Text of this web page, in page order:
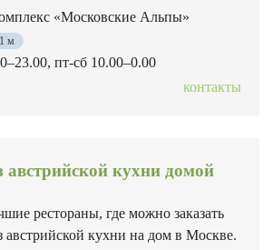
австрийской кухни домой
рестораны, где можно заказать
австрийской кухни на дом в Москве.
«Московские Альпы»
м
пт-сб 10.00–0.00
контакты